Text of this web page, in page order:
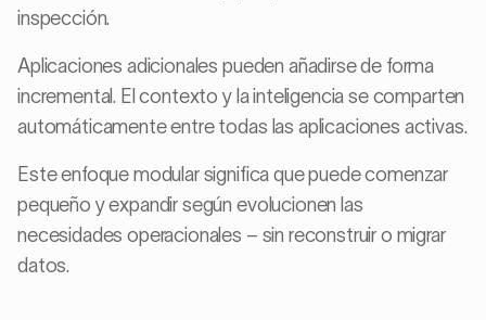
inspección.
Aplicaciones adicionales pueden añadirse de forma
incremental. El contexto y la inteligencia se comparten
automáticamente entre todas las aplicaciones activas.
Este enfoque modular significa que puede comenzar
pequeño y expandir según evolucionen las
necesidades operacionales – sin reconstruir o migrar
datos.